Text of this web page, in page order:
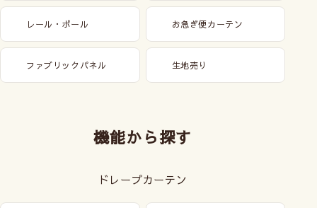
レール・ポール お急ぎ便カーテン
ファブリックパネル 生地売り
機能から探す
ドレープカーテン